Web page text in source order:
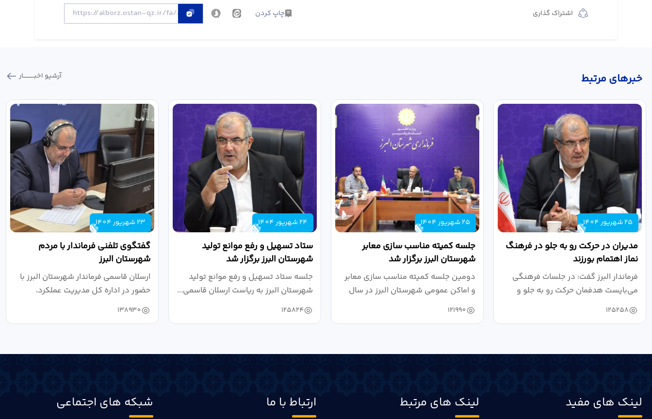
اشتراک گذاری چاپ کردن
خبر‌های مرتبط آرشیو اخبـــــــــــار
25 شهریور 1404
مدیران در حرکت رو به جلو در فرهنگ
نماز اهتمام بورزند
فرماندار البرز گفت: در جلسات فرهنگی
می‌بایست هدفمان حرکت رو به جلو و
دستیابی...
125258
25 شهریور 1404
جلسه کمیته مناسب سازی معابر
شهرستان البرز برگزار شد
دومین جلسه کمیته مناسب سازی معابر
و اماکن عمومی شهرستان البرز در سال
۱۴۰۴ به...
121990
24 شهریور 1404
ستاد تسهیل و رفع موانع تولید
شهرستان البرز برگزار شد
جلسه ستاد تسهیل و رفع موانع تولید
شهرستان البرز به ریاست ارسلان قاسمی...
125824
23 شهریور 1404
گفتگوی تلفنی فرماندار با مردم
شهرستان البرز
ارسلان قاسمی فرماندار شهرستان البرز با
حضور در اداره کل مدیریت عملکرد،
بازرسی...
138930
لینک های مفید لینک های مرتبط ارتباط با ما شبکه های اجتماعی